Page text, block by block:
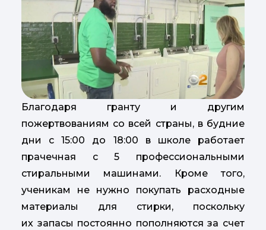
Благодаря гранту и другим
пожертвованиям со всей страны, в будние
дни с 15:00 до 18:00 в школе работает
прачечная с 5 профессиональными
стиральными машинами. Кроме того,
ученикам не нужно покупать расходные
материалы для стирки, поскольку
их запасы постоянно пополняются за счет